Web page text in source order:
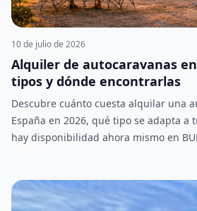
alquilar.
10 de julio de 2026
Alquiler de autocaravanas
tipos y dónde encontrarlas
Descubre cuánto cuesta alquilar una
España en 2026, qué tipo se adapta a
hay disponibilidad ahora mismo en